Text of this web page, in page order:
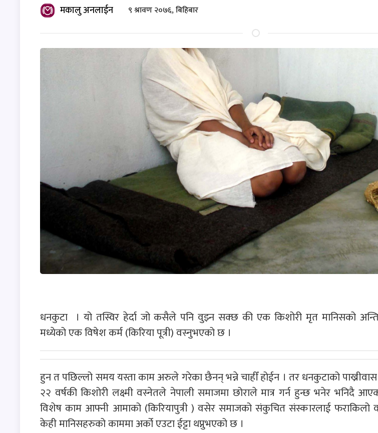
मकालु अनलाईन ९ श्रावण २०७६, बिहिबार
धनकुटा । यो तस्विर हेर्दा जो कसैले पनि वुझ्न सक्छ की एक किशोरी मृत मानिसको
मध्येको एक विषेश कर्म (किरिया पूत्री) वस्नुभएको छ ।
हुन त पछिल्लो समय यस्ता काम अरुले गरेका छैनन् भन्ने चाहीँ होईन । तर धनकुटाको
२२ वर्षकी किशोरी लक्ष्मी वस्नेतले नेपाली समाजमा छोराले मात्र गर्न हुन्छ भनेर भनिदै
विशेष काम आफ्नी आमाको (किरियापुत्री ) वसेर समाजको संकुचित संस्कारलाई फराकिलो
केही मानिसहरुको काममा अर्को एउटा ईट्टा थप्नुभएको छ ।